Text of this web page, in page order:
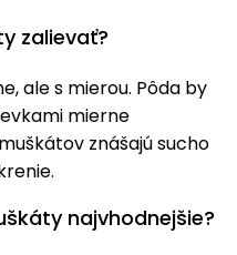
zalievať?
ale s mierou. Pôda by
mierne
znášajú sucho
najvhodnejšie?